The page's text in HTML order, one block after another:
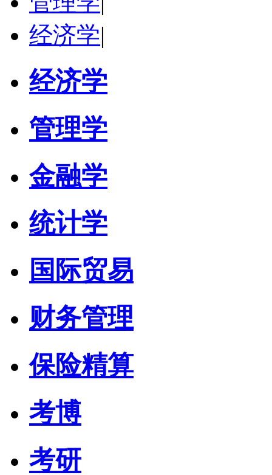
经济学|
经济学
管理学
金融学
统计学
国际贸易
财务管理
保险精算
考博
考研